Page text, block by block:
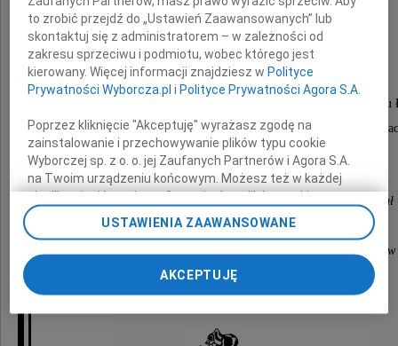
Elżbietę Kryńską
Kierownika Katedry Polityki Ekonomicznej
na Wydziale Ekonomiczno-Socjologicznym Uniwersytetu
oddaną Przyjaciółkę, zawsze gotową do
i życzliwego wsparcia.
Zarząd Polskiego Towarzystwa Ekonomicznego Oddział
oraz
Komitet Okręgowy Olimpiady Wiedzy Ekonomicznej
to zrobić przejdź do „Ustawień Zaawansowanych” lub
skontaktuj się z administratorem – w zależności od
zakresu sprzeciwu i podmiotu, wobec którego jest
kierowany. Więcej informacji znajdziesz w Polityce
Prywatności Wyborcza.pl i Polityce Prywatności Agora S.A.
Poprzez kliknięcie "Akceptuję" wyrażasz zgodę na
zainstalowanie i przechowywanie plików typu cookie
Wyborczej sp. z o. o. jej Zaufanych Partnerów i Agora S.A.
na Twoim urządzeniu końcowym. Możesz też w każdej
chwili zmienić swoje preferencje dot. plików cookie,
ponownie wywołując narzędzie do zarządzania Twoimi
preferencjami dot. przetwarzania danych poprzez
przechodząc do sekcji „Ustawienia zaawansowane”.
Zmiana ustawień plików cookie możliwa jest także za
My, nasi Zaufani Partnerzy i Agora S.A. możemy
USTAWIENIA ZAAWANSOWANE
AKCEPTUJĘ